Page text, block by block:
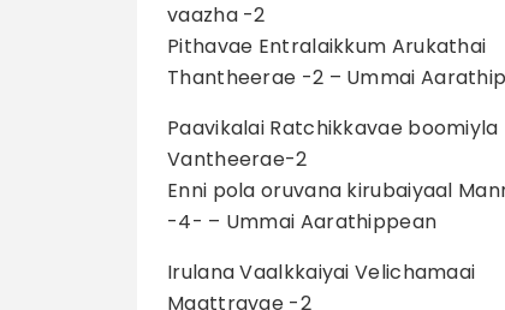
vaazha -2
Pithavae Entralaikkum Arukathai
Thantheerae -2 – Ummai
Paavikalai Ratchikkavae boomiyla
Vantheerae-2
Enni pola oruvana kirubaiyaal
-4- – Ummai Aarathippean
Irulana Vaalkkaiyai Velichamaai
Maattravae -2